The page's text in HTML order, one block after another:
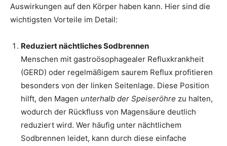
Auswirkungen auf den Körper haben kann. Hier sind die
wichtigsten Vorteile im Detail:
Reduziert nächtliches Sodbrennen
Menschen mit gastroösophagealer Refluxkrankheit
(GERD) oder regelmäßigem saurem Reflux profitieren
besonders von der linken Seitenlage. Diese Position
hilft, den Magen unterhalb der Speiseröhre zu halten,
wodurch der Rückfluss von Magensäure deutlich
reduziert wird. Wer häufig unter nächtlichem
Sodbrennen leidet, kann durch diese einfache